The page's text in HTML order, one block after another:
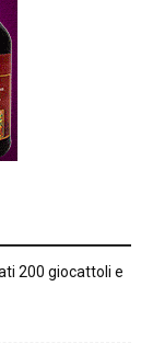
200 giocattoli e